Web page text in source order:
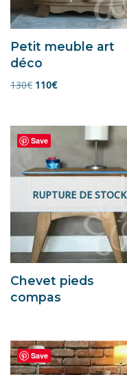
Petit meuble art
déco
130€ 110€
Save
RUPTURE DE STOCK
Chevet pieds
compas
Save